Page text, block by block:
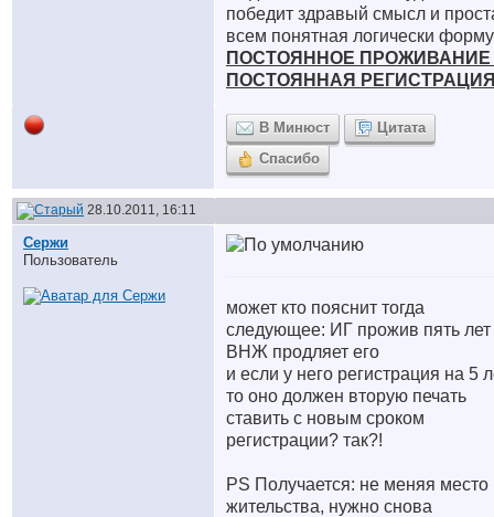
победит здравый смысл и
всем понятная логически
ПОСТОЯННОЕ ПРОЖИВАНИЕ
ПОСТОЯННАЯ
В Минюст
Цитата
Спасибо
28.10.2011, 16:11
Сержи
Пользователь
может кто пояснит тогда
следующее: ИГ прожив пять лет
ВНЖ продляет его
и если у него регистрация на 5
то оно должен вторую печать
ставить с новым сроком
регистрации? так?!
PS Получается: не меняя место
жительства, нужно снова